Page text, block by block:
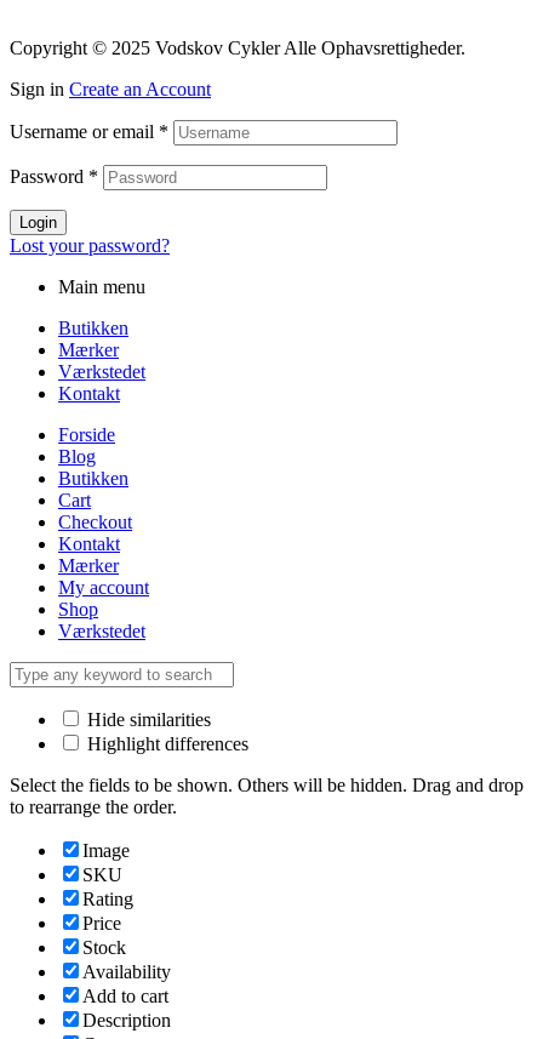
Copyright © 2025 Vodskov Cykler Alle Ophavsrettigheder.
Sign in Create an Account
Username or email *
Password *
Login
Lost your password?
Main menu
Butikken
Mærker
Værkstedet
Kontakt
Forside
Blog
Butikken
Cart
Checkout
Kontakt
Mærker
My account
Shop
Værkstedet
Hide similarities
Highlight differences
Select the fields to be shown. Others will be hidden. Drag and drop
to rearrange the order.
Image
SKU
Rating
Price
Stock
Availability
Add to cart
Description